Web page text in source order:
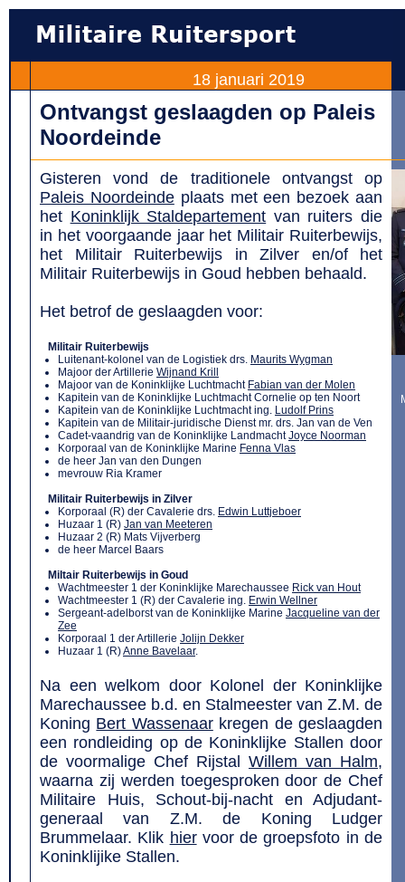
18 januari 2019
Ontvangst geslaagden op Paleis
Noordeinde
Gisteren vond de traditionele ontvangst op
Paleis Noordeindeplaats met een bezoek aan
het Koninklijk Staldepartement van ruiters die
in het voorgaande jaar het Militair Ruiterbewijs,
het Militair Ruiterbewijs in Zilver en/of het
Militair Ruiterbewijs in Goud hebben behaald.
Het betrof de geslaagden voor:
Militair Ruiterbewijs
Luitenant-kolonel van de Logistiek drs. Maurits Wygman
Majoor der Artillerie Wijnand Krill
Majoor van de Koninklijke Luchtmacht Fabian van der Molen
Kapitein van de Koninklijke Luchtmacht Cornelie op ten Noort
Kapitein van de Koninklijke Luchtmacht ing. Ludolf Prins
Kapitein van de Militair-juridische Dienst mr. drs. Jan van de Ven
Cadet-vaandrig van de Koninklijke LandmachtJoyce Noorman
Korporaal van de Koninklijke Marine Fenna Vlas
de heer Jan van den Dungen
mevrouw Ria Kramer
Militair Ruiterbewijs in Zilver
Korporaal (R) der Cavalerie drs. Edwin Luttjeboer
Huzaar 1 (R) Jan van Meeteren
Huzaar 2 (R) Mats Vijverberg
de heer Marcel Baars
Miltair Ruiterbewijs in Goud
Wachtmeester 1 der Koninklijke Marechaussee Rick van Hout
Wachtmeester 1 (R) der Cavalerie ing. Erwin Wellner
Sergeant-adelborst van de Koninklijke Marine Jacqueline van der
Zee
Korporaal 1 der Artillerie Jolijn Dekker
Huzaar 1 (R)Anne Bavelaar.
Na een welkom door Kolonel der Koninklijke
Marechaussee b.d. en Stalmeester van Z.M. de
Koning Bert Wassenaarkregen de geslaagden
een rondleiding op de Koninklijke Stallen door
de voormalige Chef Rijstal Willem van Halm,
waarna zij werden toegesproken door de Chef
Militaire Huis, Schout-bij-nacht en Adjudant-
generaal van Z.M. de Koning Ludger
Brummelaar. Klik hiervoor de groepsfoto in de
Koninklijike Stallen.